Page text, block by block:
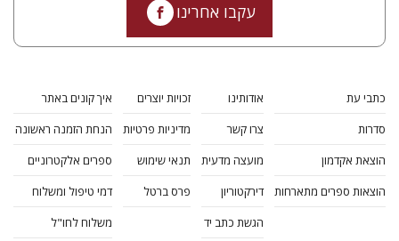
עקבו אחרינו
כתבי עת
סדרות
הוצאת אקדמון
הוצאות ספרים מתארחות
אודותינו
צרו קשר
מועצה מדעית
דירקטוריון
הגשת כתב יד
זכויות יוצרים
מדיניות פרטיות
תנאי שימוש
פרס ברטל
איך קונים באתר
הנחת הזמנה ראשונה
ספרים אלקטרוניים
דמי טיפול ומשלוח
משלוח לחו"ל